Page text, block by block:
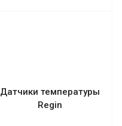
Датчики температуры
Regin